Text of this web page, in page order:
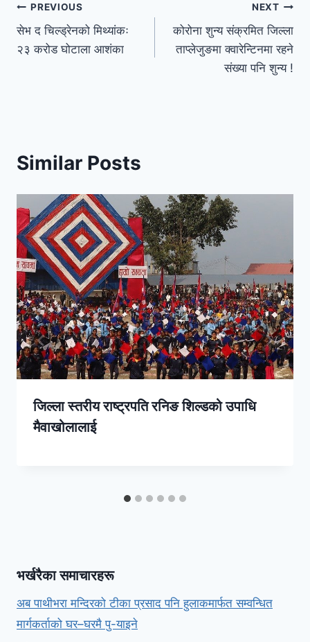
PREVIOUS
सेभ द चिल्ड्रेनको मिथ्यांकः
२३ करोड घोटाला आशंका
NEXT
कोरोना शुन्य संक्रमित जिल्ला
ताप्लेजुङमा क्वारेन्टिनमा रहने
संख्या पनि शुन्य !
Similar Posts
जिल्ला स्तरीय राष्ट्रपति रनिङ शिल्डको उपाधि
मैवाखोलालाई
भर्खरैका समाचारहरू
अब पाथीभरा मन्दिरको टीका प्रसाद पनि हुलाकमार्फत सम्वन्धित
मार्गकर्ताको घर–घरमै पु-याइने